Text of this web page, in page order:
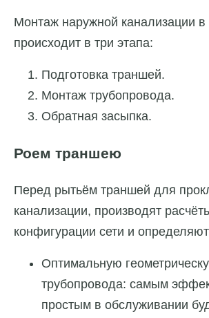
Монтаж наружной канализации в
происходит в три этапа:
Подготовка траншей.
Монтаж трубопровода.
Обратная засыпка.
Роем траншею
Перед рытьём траншей для
канализации, производят
конфигурации сети и
Оптимальную
трубопровода: самым
простым в обслуживании